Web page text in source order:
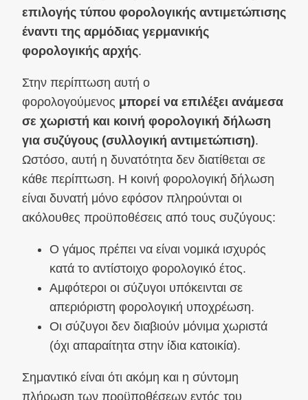
επιλογής τύπου φορολογικής αντιμετώπισης
έναντι της αρμόδιας γερμανικής
φορολογικής αρχής.
Στην περίπτωση αυτή ο
φορολογούμενος μπορεί να επιλέξει ανάμεσα
σε χωριστή και κοινή φορολογική δήλωση
για συζύγους (συλλογική αντιμετώπιση).
Ωστόσο, αυτή η δυνατότητα δεν διατίθεται σε
κάθε περίπτωση. Η κοινή φορολογική δήλωση
είναι δυνατή μόνο εφόσον πληρούνται οι
ακόλουθες προϋποθέσεις από τους συζύγους:
Ο γάμος πρέπει να είναι νομικά ισχυρός
κατά το αντίστοιχο φορολογικό έτος.
Αμφότεροι οι σύζυγοι υπόκεινται σε
απεριόριστη φορολογική υποχρέωση.
Οι σύζυγοι δεν διαβιούν μόνιμα χωριστά
(όχι απαραίτητα στην ίδια κατοικία).
Σημαντικό είναι ότι ακόμη και η σύντομη
πλήρωση των προϋποθέσεων εντός του